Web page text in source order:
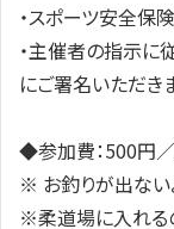
・スポーツ安全保
・主催者の指示
にご署名いただき
◆参加費：500円
※ お釣りが出ない
※柔道場に入れる